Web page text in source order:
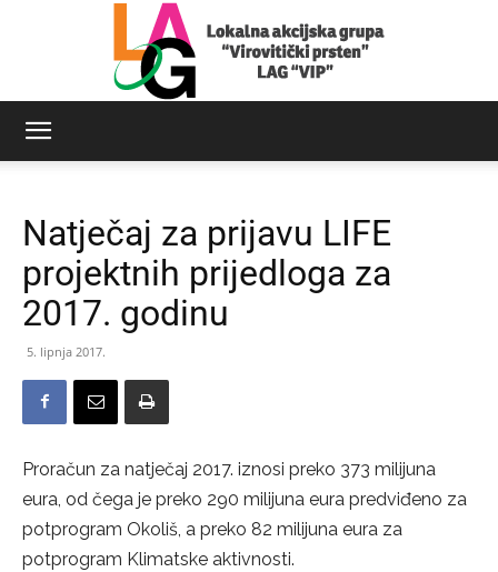
Virovitički
Natječaj za prijavu LIFE
projektnih prijedloga za
2017. godinu
5. lipnja 2017.
Proračun za natječaj 2017. iznosi preko 373 milijuna
eura, od čega je preko 290 milijuna eura predviđeno za
potprogram Okoliš, a preko 82 milijuna eura za
potprogram Klimatske aktivnosti.